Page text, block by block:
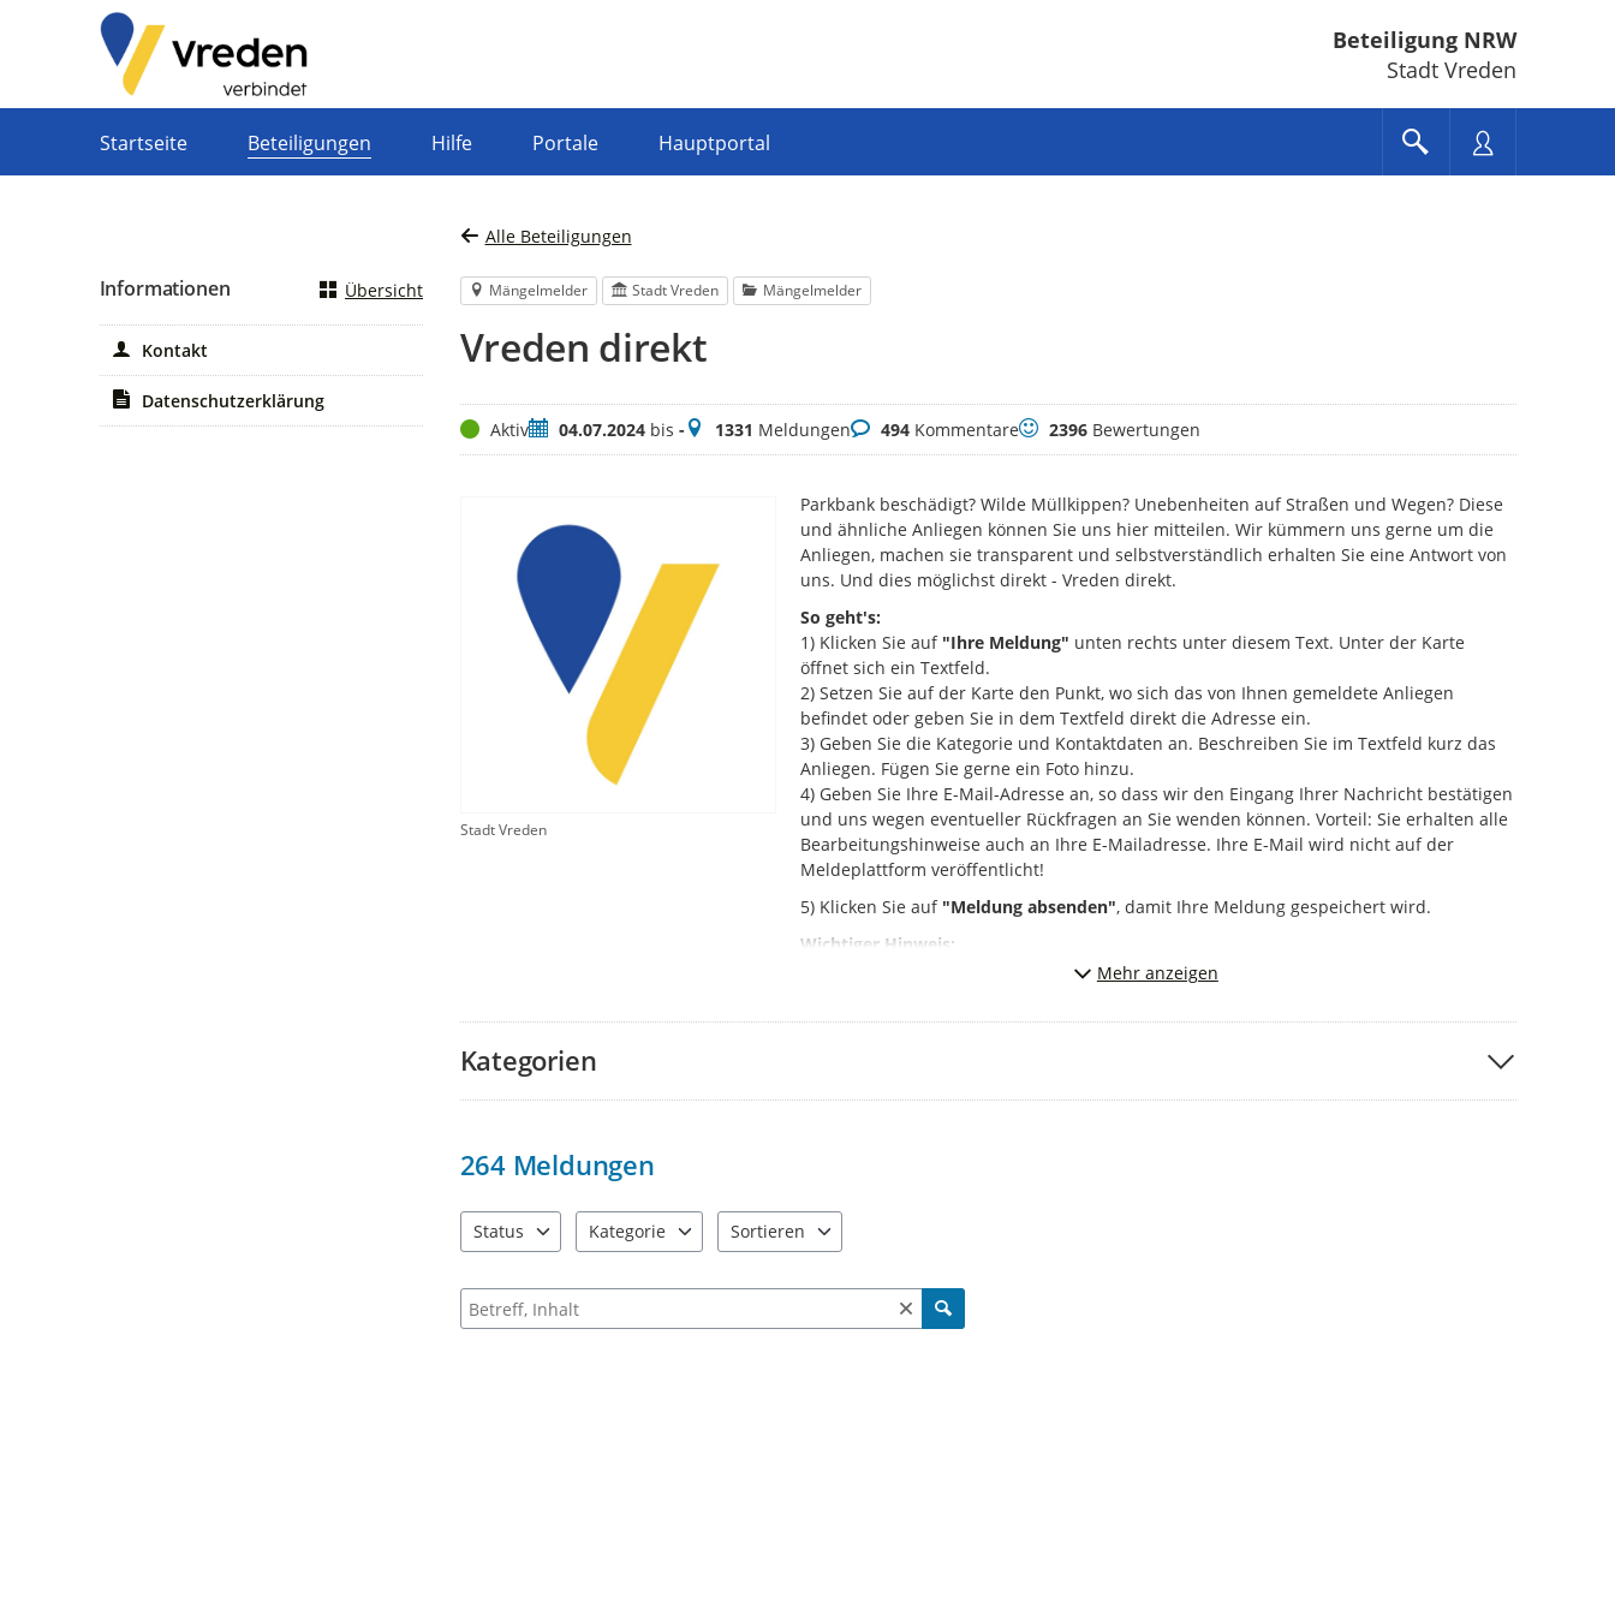
Beteiligung NRW
Stadt Vreden
Startseite Beteiligungen Hilfe Portale Hauptportal
Alle Beteiligungen
Mängelmelder Stadt Vreden Mängelmelder
Vreden direkt
StatusAktivZeitraum
04.07.2024bis -Meldungen
1331 MeldungenKommentare
494KommentareBewertungen
2396Bewertungen
Stadt Vreden
Parkbank beschädigt? Wilde Müllkippen? Unebenheiten auf Straßen und Wegen? Diese
und ähnliche Anliegen können Sie uns hier mitteilen. Wir kümmern uns gerne um die
Anliegen, machen sie transparent und selbstverständlich erhalten Sie eine Antwort von
uns. Und dies möglichst direkt - Vreden direkt.
So geht's:
1) Klicken Sie auf "Ihre Meldung" unten rechts unter diesem Text. Unter der Karte
öffnet sich ein Textfeld.
2) Setzen Sie auf der Karte den Punkt, wo sich das von Ihnen gemeldete Anliegen
befindet oder geben Sie in dem Textfeld direkt die Adresse ein.
3) Geben Sie die Kategorie und Kontaktdaten an. Beschreiben Sie im Textfeld kurz das
Anliegen. Fügen Sie gerne ein Foto hinzu.
4) Geben Sie Ihre E-Mail-Adresse an, so dass wir den Eingang Ihrer Nachricht bestätigen
und uns wegen eventueller Rückfragen an Sie wenden können. Vorteil: Sie erhalten alle
Bearbeitungshinweise auch an Ihre E-Mailadresse. Ihre E-Mail wird nicht auf der
Meldeplattform veröffentlicht!
5) Klicken Sie auf "Meldung absenden", damit Ihre Meldung gespeichert wird.
Wichtiger Hinweis:
Sollte es sich bei Ihrem Anliegen um einendringenden Notfall bzw. einer akuten
Feuerwehr (112). Bitte bedenken Sie, dass auch große Maßnahmen nicht über diesen
Mehr anzeigen
Kategorien
264 Meldungen
Status
Kategorie
Sortieren
Suche nach Meldungen und Kommentaren
Informationen Übersicht
Kontakt
Datenschutzerklärung